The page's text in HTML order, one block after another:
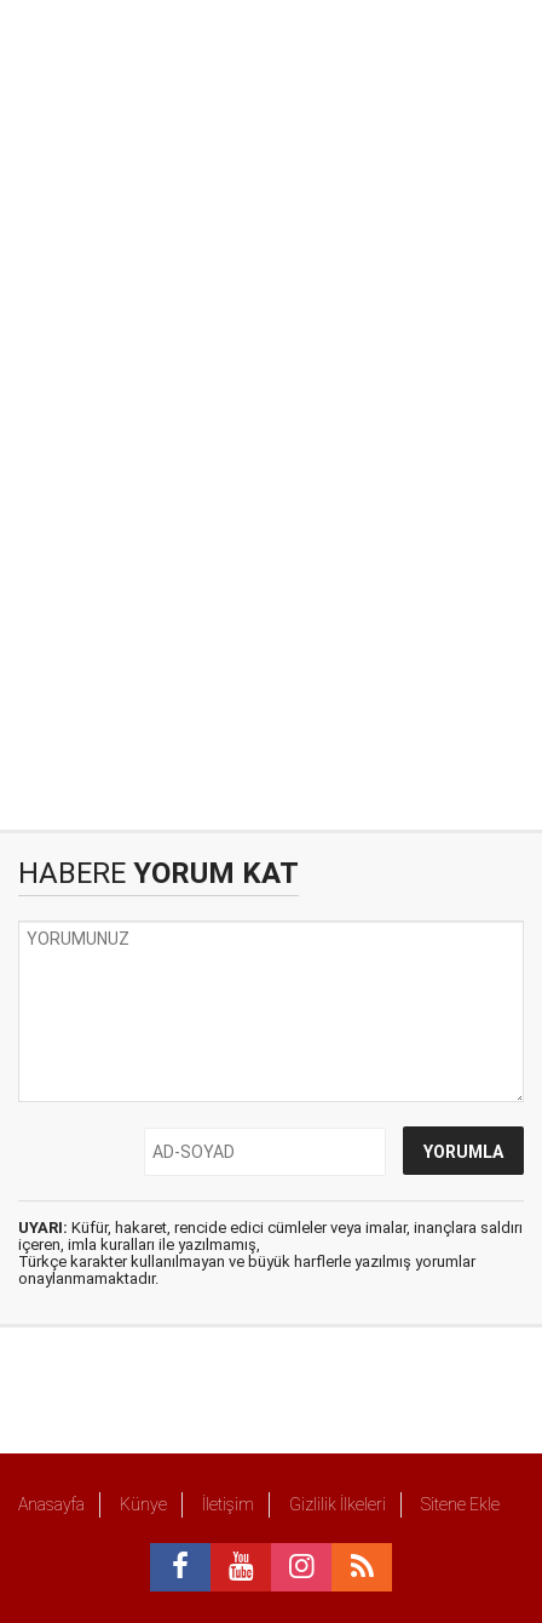
HABERE YORUM KAT
UYARI: Küfür, hakaret, rencide edici cümleler veya imalar, inançlara saldırı
içeren, imla kuralları ile yazılmamış,
Türkçe karakter kullanılmayan ve büyük harflerle yazılmış yorumlar
onaylanmamaktadır.
Anasayfa Künye İletişim Gizlilik İlkeleri Sitene Ekle